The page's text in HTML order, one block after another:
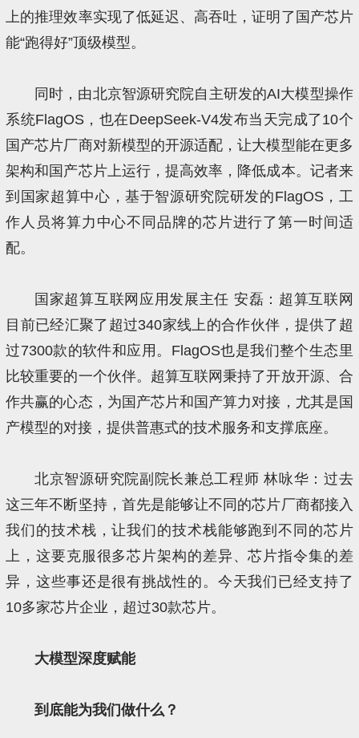
上的推理效率实现了低延迟、高吞吐，证明了国产芯片
能“跑得好”顶级模型。
同时，由北京智源研究院自主研发的AI大模型操作
系统FlagOS，也在DeepSeek-V4发布当天完成了10个
国产芯片厂商对新模型的开源适配，让大模型能在更多
架构和国产芯片上运行，提高效率，降低成本。记者来
到国家超算中心，基于智源研究院研发的FlagOS，工
作人员将算力中心不同品牌的芯片进行了第一时间适
配。
国家超算互联网应用发展主任 安磊：超算互联网
目前已经汇聚了超过340家线上的合作伙伴，提供了超
过7300款的软件和应用。FlagOS也是我们整个生态里
比较重要的一个伙伴。超算互联网秉持了开放开源、合
作共赢的心态，为国产芯片和国产算力对接，尤其是国
产模型的对接，提供普惠式的技术服务和支撑底座。
北京智源研究院副院长兼总工程师 林咏华：过去
这三年不断坚持，首先是能够让不同的芯片厂商都接入
我们的技术栈，让我们的技术栈能够跑到不同的芯片
上，这要克服很多芯片架构的差异、芯片指令集的差
异，这些事还是很有挑战性的。今天我们已经支持了
10多家芯片企业，超过30款芯片。
大模型深度赋能
到底能为我们做什么？